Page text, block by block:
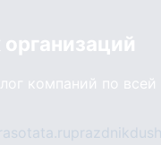
компаний по всей